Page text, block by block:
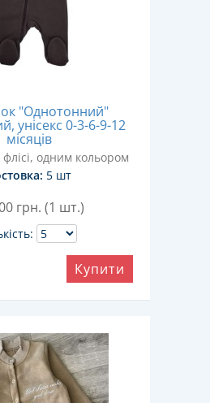
"Однотонний"
унісекс 0-3-6-9-12
місяців
одним кольором
5 шт
грн. (1 шт.)
Купити